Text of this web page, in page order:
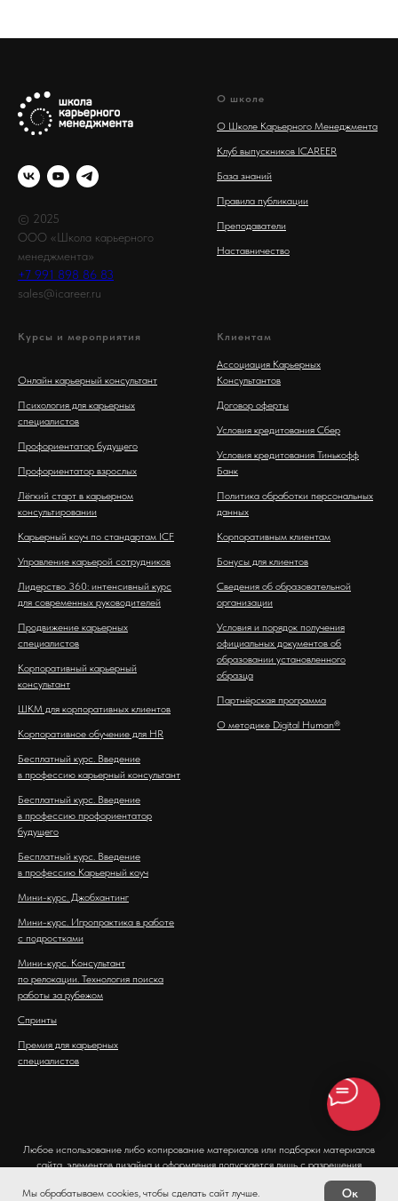
Мы обрабатываем cookies, чтобы сделать сайт лучше. Ок
© 2025
ООО «Школа карьерного
менеджмента»
+7 991 898 86 83
sales@icareer.ru
О школе
О Школе Карьерного Менеджмента
Клуб выпускников ICAREER
База знаний
Правила публикации
Преподаватели
Наставничество
Курсы и мероприятия
Онлайн карьерный консультант
Психология для карьерных
специалистов
Профориентатор будущего
Профориентатор взрослых
Лёгкий старт в карьерном
консультировании
Карьерный коуч по стандартам ICF
Управление карьерой сотрудников
Лидерство 360: интенсивный курс
для современных руководителей
Продвижение карьерных
специалистов
Корпоративный карьерный
консультант
ШКМ для корпоративных клиентов
Корпоративное обучение для HR
Бесплатный курс. Введение
в профессию карьерный консультант
Бесплатный курс. Введение
в профессию профориентатор
будущего
Бесплатный курс. Введение
в профессию Карьерный коуч
Мини-курс. Джобхантинг
Мини-курс. Игропрактика в работе
с подростками
Мини-курс. Консультант
по релокации. Технология поиска
работы за рубежом
Спринты
Премия для карьерных
специалистов
Клиентам
Ассоциация Карьерных
Консультантов
Договор оферты
Условия кредитования Сбер
Условия кредитования Тинькофф
Банк
Политика обработки персональных
данных
Корпоративным клиентам
Бонусы для клиентов
Сведения об образовательной
организации
Условия и порядок получения
официальных документов об
образовании установленного
образца
Партнёрская программа
О методике Digital Human®
Любое использование либо копирование материалов или подборки материалов
сайта, элементов дизайна и оформления допускается лишь с разрешения
правообладателя. Копирование материалов из блога запрещено.